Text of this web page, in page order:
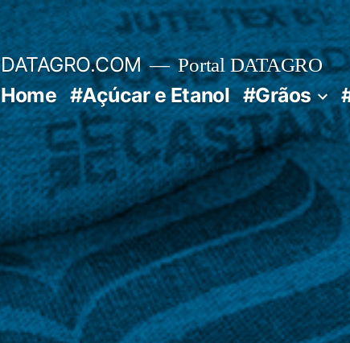
DATAGRO.COM Portal DATAGRO
Home #Açúcar e Etanol #Grãos